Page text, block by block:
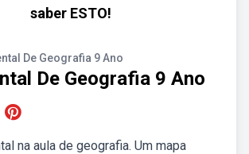
saber ESTO!
De Geografia 9 Ano
De Geografia 9 Ano
na aula de geografia. Um mapa